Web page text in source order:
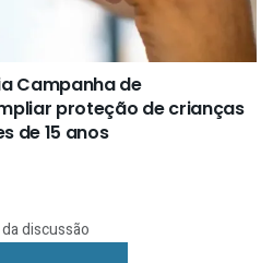
Campanha de
proteção de crianças
de 15 anos
discussão